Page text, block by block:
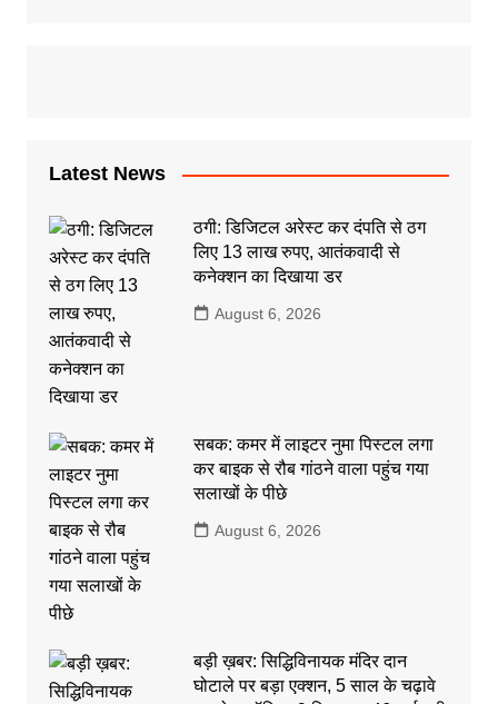
Latest News
ठगी: डिजिटल अरेस्ट कर दंपति से ठग
लिए 13 लाख रुपए, आतंकवादी से
कनेक्शन का दिखाया डर
August 6, 2026
सबक: कमर में लाइटर नुमा पिस्टल लगा
कर बाइक से रौब गांठने वाला पहुंच गया
सलाखों के पीछे
August 6, 2026
बड़ी ख़बर: सिद्धिविनायक मंदिर दान
घोटाले पर बड़ा एक्शन, 5 साल के चढ़ावे